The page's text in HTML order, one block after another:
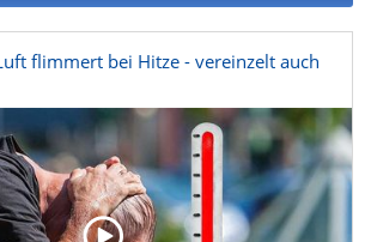
flimmert bei Hitze - vereinzelt auch